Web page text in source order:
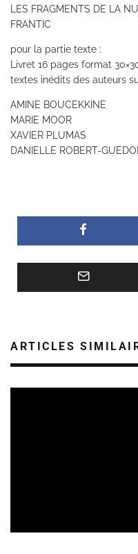
LES FRAGMENTS DE LA
FRANTIC
pour la partie texte :
Livret 16 pages format
textes inédits des auteurs
AMINE BOUCEKKINE
MARIE MOOR
XAVIER PLUMAS
DANIELLE ROBERT-
ARTICLES